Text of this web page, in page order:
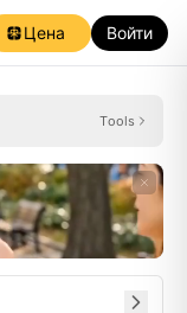
Цена Войти
Tools